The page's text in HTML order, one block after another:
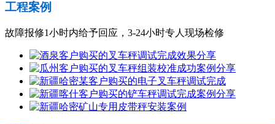
工程案例
故障报修1小时内给予回应，3-24小时专人现场检修